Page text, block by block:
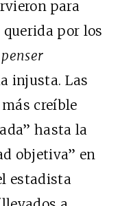
para
por los
injusta. Las
creíble
hasta la
objetiva” en
estadista